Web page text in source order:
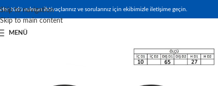
Skip to navigation
Skip to main content
Her türlü rulman ihtiyaçlarınız ve sorularınız için ekibimizle iletişime geçin.
MENÜ